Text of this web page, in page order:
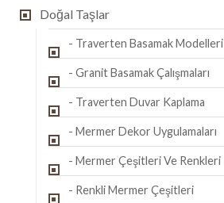
Doğal Taşlar
- Traverten Basamak Modelleri
- Granit Basamak Çalışmaları
- Traverten Duvar Kaplama
- Mermer Dekor Uygulamaları
- Mermer Çeşitleri Ve Renkleri
- Renkli Mermer Çeşitleri